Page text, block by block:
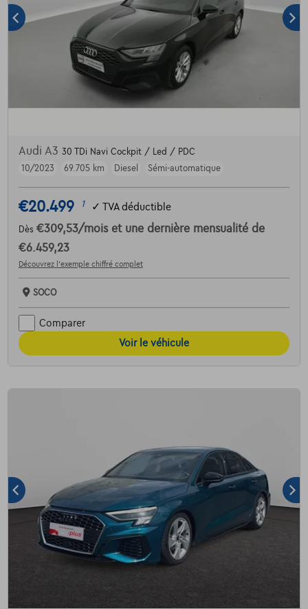
Audi A3 30 TDi Navi Cockpit / Led / PDC
10/2023
69.705 km Diesel Sémi-automatique
€20.499 1 ✓ TVA déductible
Dès €309,53/mois et une dernière mensualité de
€6.459,23
Découvrez l’exemple chiffré complet
SOCO
Comparer
Voir le véhicule